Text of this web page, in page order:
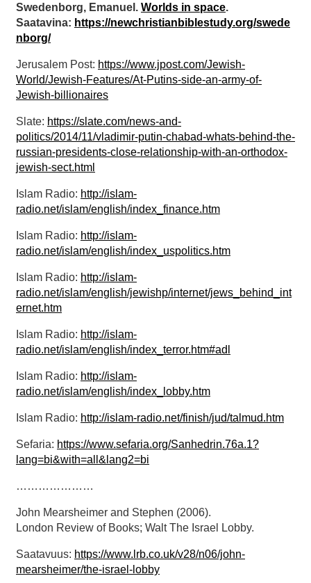
Swedenborg, Emanuel . Worlds in space.
Saatavina: https://newchristianbiblestudy.org/swede
nborg/
Jerusalem Post: https://www.jpost.com/Jewish-
World/Jewish-Features/At-Putins-side-an-army-of-
Jewish-billionaires
Slate: https://slate.com/news-and-
politics/2014/11/vladimir-putin-chabad-whats-behind-the-
russian-presidents-close-relationship-with-an-orthodox-
jewish-sect.html
Islam Radio: http://islam-
radio.net/islam/english/index_finance.htm
Islam Radio: http://islam-
radio.net/islam/english/index_uspolitics.htm
Islam Radio: http://islam-
radio.net/islam/english/jewishp/internet/jews_behind_int
ernet.htm
Islam Radio: http://islam-
radio.net/islam/english/index_terror.htm#adl
Islam Radio: http://islam-
radio.net/islam/english/index_lobby.htm
Islam Radio: http://islam-radio.net/finish/jud/talmud.htm
Sefaria: https://www.sefaria.org/Sanhedrin.76a.1?
lang=bi&with=all&lang2=bi
…………………
John Mearsheimer and Stephen (2006).
London Review of Books; Walt The Israel Lobby.
Saatavuus: https://www.lrb.co.uk/v28/n06/john-
mearsheimer/the-israel-lobby